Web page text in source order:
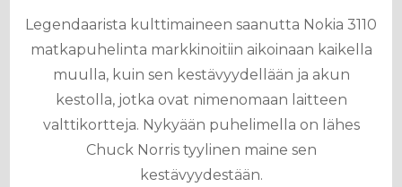
Legendaarista kulttimaineen saanutta Nokia 3110
matkapuhelinta markkinoitiin aikoinaan kaikella
muulla, kuin sen kestävyydellään ja akun
kestolla, jotka ovat nimenomaan laitteen
valttikortteja. Nykyään puhelimella on lähes
Chuck Norris tyylinen maine sen
kestävyydestään.